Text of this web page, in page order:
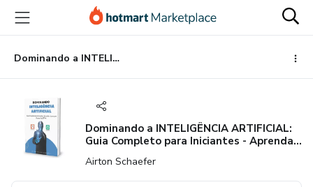
para
conteúdo
principal
para
pagamento
para
rodapé
Dominando a INTELIGÊNCIA ARTIFICIAL: Guia Completo para Iniciantes - Aprenda e Lucre com Claude-3 e GPT-4"
Dominando a INTELIGÊNCIA ARTIFICIAL:
Guia Completo para Iniciantes - Aprenda
Airton Schaefer